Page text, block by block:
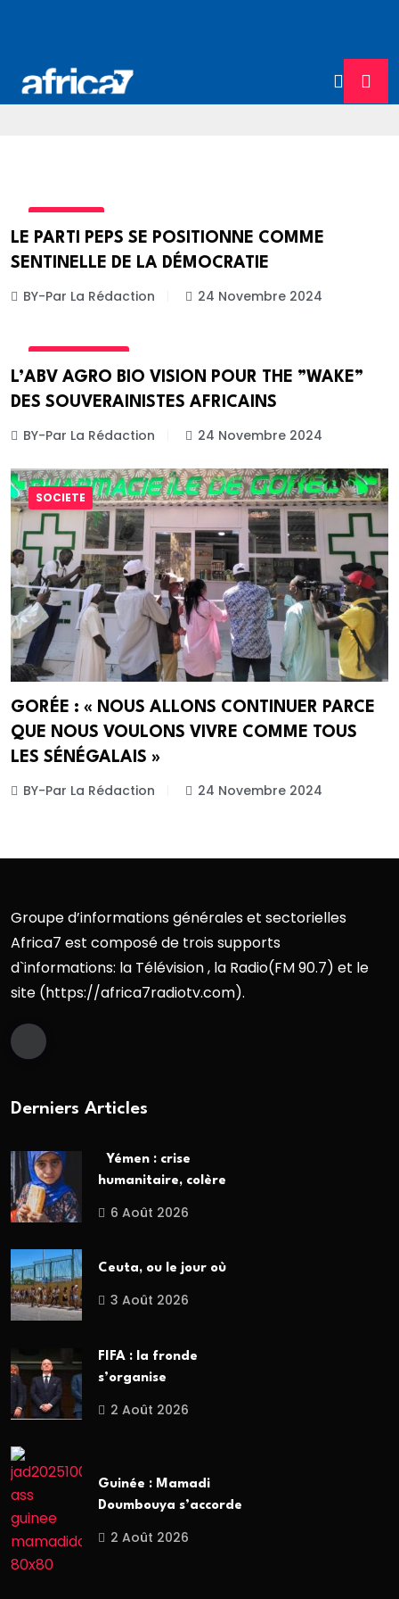
LE PARTI PEPS SE POSITIONNE COMME
SENTINELLE DE LA DÉMOCRATIE
BY-Par La Rédaction 24 Novembre 2024
L’ABV AGRO BIO VISION POUR THE ”WAKE”
DES SOUVERAINISTES AFRICAINS
BY-Par La Rédaction 24 Novembre 2024
SOCIETE
GORÉE : « NOUS ALLONS CONTINUER PARCE
QUE NOUS VOULONS VIVRE COMME TOUS
LES SÉNÉGALAIS »
BY-Par La Rédaction 24 Novembre 2024
Groupe d’informations générales et sectorielles
Africa7 est composé de trois supports
d`informations: la Télévision , la Radio(FM 90.7) et le
site (https://africa7radiotv.com).
Derniers Articles
Yémen : crise
humanitaire, colère
6 Août 2026
Ceuta, ou le jour où
3 Août 2026
FIFA : la fronde
s’organise
2 Août 2026
Guinée : Mamadi
Doumbouya s’accorde
2 Août 2026